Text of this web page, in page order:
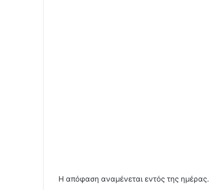
Η απόφαση αναμένεται εντός της ημέρας.